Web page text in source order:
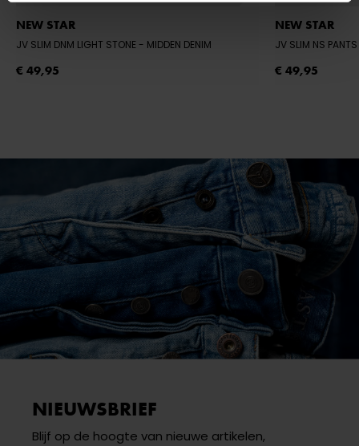
NEW STAR
JV SLIM DNM LIGHT STONE - MIDDEN DENIM
€ 49,95
NEW STAR
€ 49,95
NIEUWSBRIEF
Blijf op de hoogte van nieuwe artikelen,